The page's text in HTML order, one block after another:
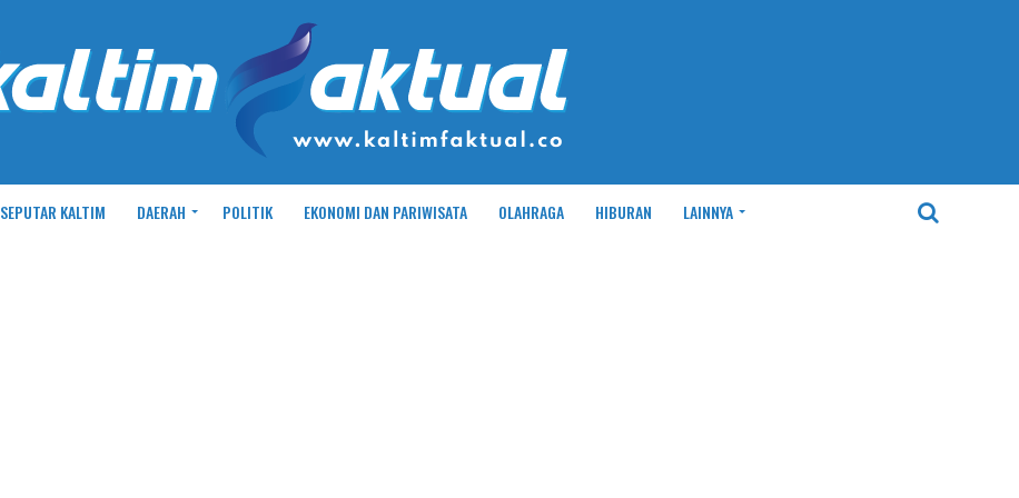
SEPUTAR KALTIM DAERAH POLITIK EKONOMI DAN PARIWISATA OLAHRAGA HIBURAN LAINNYA